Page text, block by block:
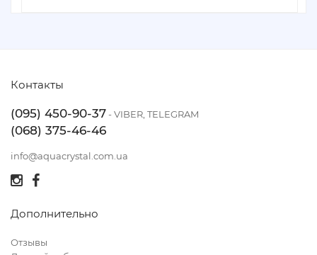
Контакты
(095) 450-90-37- VIBER, TELEGRAM
(068) 375-46-46
info@aquacrystal.com.ua
Дополнительно
Отзывы